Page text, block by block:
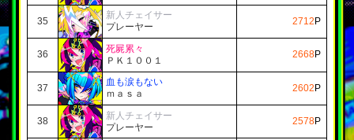
35
新人チェイサー
プレーヤー
2712P
36
死屍累々
ＰＫ１００１
2668P
37
血も涙もない
ｍａｓａ
2602P
38
新人チェイサー
プレーヤー
2578P